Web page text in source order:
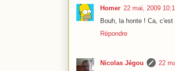
Homer 22 mai, 2009
Bouh, la honte ! Ca,
Répondre
Nicolas Jégou
22